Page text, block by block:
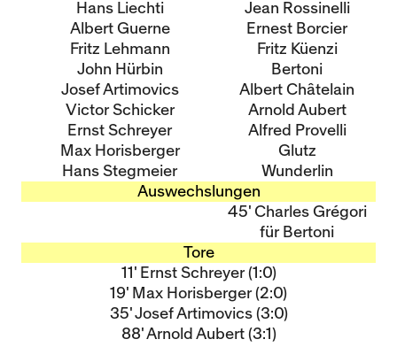
Hans Liechti
Albert Guerne
Fritz Lehmann
John Hürbin
Josef Artimovics
Victor Schicker
Ernst Schreyer
Max Horisberger
Hans Stegmeier
Jean Rossinelli
Ernest Borcier
Fritz Küenzi
Bertoni
Albert Châtelain
Arnold Aubert
Alfred Provelli
Glutz
Wunderlin
Auswechslungen
45' Charles Grégori
für Bertoni
Tore
11' Ernst Schreyer (1:0)
19' Max Horisberger (2:0)
35' Josef Artimovics (3:0)
88' Arnold Aubert (3:1)